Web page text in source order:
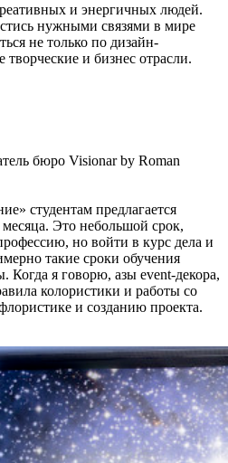
и энергичных людей.
нужными связями в мире
не только по дизайн-
и бизнес отрасли.
бюро Visionar by Roman
студентам предлагается
Это небольшой срок,
но войти в курс дела и
такие сроки обучения
Когда я говорю, азы event-декора,
колористики и работы со
и созданию проекта.